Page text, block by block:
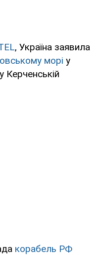
, Україна заявила
морі у
Керченській
корабель РФ